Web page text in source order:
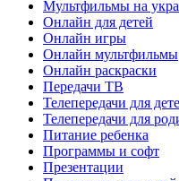
Мультфильмы на
Онлайн для детей
Онлайн игры
Онлайн мультфильмы
Онлайн раскраски
Передачи ТВ
Телепередачи для
Телепередачи для
Питание ребенка
Программы и софт
Презентации